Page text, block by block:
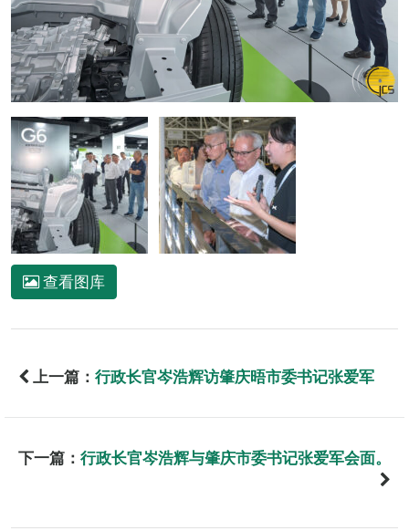
查看图库
上一篇： 行政长官岑浩辉访肇庆晤市委书记张爱军
下一篇： 行政长官岑浩辉与肇庆市委书记张爱军会面。